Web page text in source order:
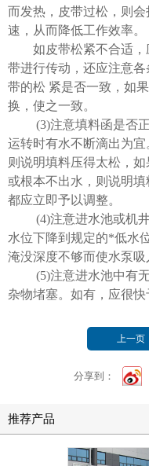
而发热，皮带过松，则
速，从而降低工作效率。
如皮带松紧不合适
带进行传动，还应注意
带的松 紧是否一致，如
换，使之一致。
(3)注意填料函是否
运转时有水不断滴出为宜
则说明填料压得太松，
或根本不出水，则说明填
都应立即予以调整。
(4)注意进水池或机
水位下降到规定的*低水
淹没深度不够而使水泵吸
(5)注意进水池中有
杂物堵塞。如有，应很快
上一页
分享到：
推荐产品